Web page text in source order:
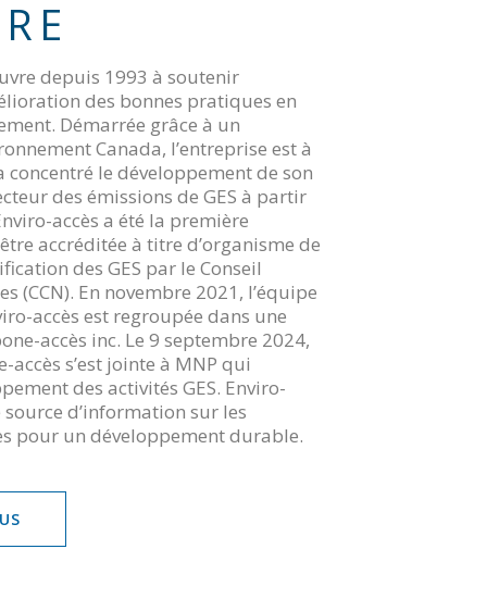
depuis 1993 à soutenir
des bonnes pratiques en
Démarrée grâce à un
Canada, l’entreprise est à
le développement de son
des émissions de GES à partir
accès a été la première
accréditée à titre d’organisme de
des GES par le Conseil
(CCN). En novembre 2021, l’équipe
accès est regroupée dans une
accès inc. Le 9 septembre 2024,
accès s’est jointe à MNP qui
des activités GES. Enviro-
d’information sur les
pour un développement durable.